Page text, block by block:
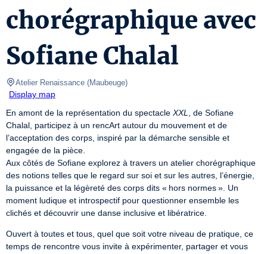
chorégraphique avec
Sofiane Chalal
Atelier Renaissance (Maubeuge)
Display map
En amont de la représentation du spectacle XXL
, de Sofiane
Chalal, participez à un rencArt autour du mouvement et de
l’acceptation des corps, inspiré par la démarche sensible et
engagée de la pièce.
Aux côtés de Sofiane explorez à travers un atelier chorégraphique
des notions telles que le regard sur soi et sur les autres, l’énergie,
la puissance et la légèreté des corps dits « hors normes ». Un
moment ludique et introspectif pour questionner ensemble les
clichés et découvrir une danse inclusive et libératrice.
Ouvert à toutes et tous, quel que soit votre niveau de pratique, ce
temps de rencontre vous invite à expérimenter, partager et vous